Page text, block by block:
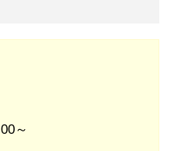
～